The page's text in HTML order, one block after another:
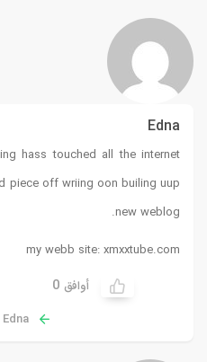
Edna
hass touched all the internet
piece off wriing oon builing uup
new weblog.
my webb site:xmxxtube.com
أوافق 0
Edna الرد على